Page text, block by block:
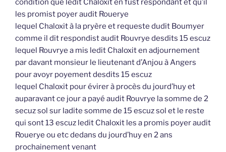
condition que ledit Chaloxit en fust respondant et qu’il
les promist poyer audit Rouerye
lequel Chaloxit à la pryère et requeste dudit Boumyer
comme il dit respondist audit Rouvrye desdits 15 escuz
lequel Rouvrye a mis ledit Chaloxit en adjournement
par davant monsieur le lieutenant d’Anjou à Angers
pour avoyr poyement desdits 15 escuz
lequel Chaloxit pour évirer à procès du jourd’huy et
auparavant ce jour a payé audit Rouvrye la somme de 2
secuz sol sur ladite somme de 15 escuz sol et le reste
qui sont 13 escuz ledit Chaloxit les a promis poyer audit
Rouerye ou etc dedans du jourd’huy en 2 ans
prochainement venant